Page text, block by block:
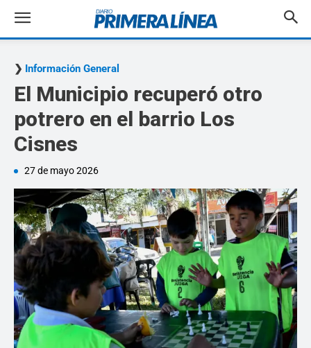
Información General
El Municipio recuperó otro
potrero en el barrio Los
Cisnes
27 de mayo 2026